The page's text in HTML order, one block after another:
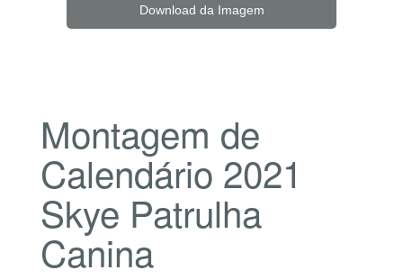
Download da Imagem
Montagem de
Calendário 2021
Skye Patrulha
Canina